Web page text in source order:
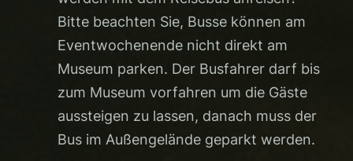
Bitte beachten Sie, Busse können am
Eventwochenende nicht direkt am
Museum parken. Der Busfahrer darf bis
zum Museum vorfahren um die Gäste
aussteigen zu lassen, danach muss der
Bus im Außengelände geparkt werden.